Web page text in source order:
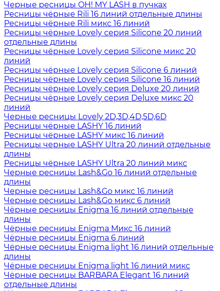
Черные ресницы OH! MY LASH в пучках
Ресницы чёрные Rili 16 линий отдельные длины
Ресницы чёрные Rili микс 16 линий
Ресницы чёрные Lovely серия Silicone 20 линий
отдельные длины
Ресницы чёрные Lovely серия Silicone микс 20
линий
Ресницы чёрные Lovely серия Silicone 6 линий
Ресницы чёрные Lovely серия Silicone 16 линий
Ресницы чёрные Lovely серия Deluxe 20 линий
Ресницы чёрные Lovely серия Deluxe микс 20
линий
Черные ресницы Lovely 2D,3D,4D,5D,6D
Ресницы чёрные LASHY 16 линий
Ресницы чёрные LASHY микс 16 линий
Ресницы черные LASHY Ultra 20 линий отдельные
длины
Ресницы чёрные LASHY Ultra 20 линий микс
Черные ресницы Lash&Go 16 линий отдельные
длины
Черные ресницы Lash&Go микс 16 линий
Черные ресницы Lash&Go микс 6 линий
Чёрные ресницы Enigma 16 линий отдельные
длины
Чёрные ресницы Enigma Микс 16 линий
Чёрные ресницы Enigma 6 линий
Чёрные ресницы Enigma light 16 линий отдельные
длины
Чёрные ресницы Enigma light 16 линий микс
Чёрные ресницы BARBARA Elegant 16 линий
отдельные длины